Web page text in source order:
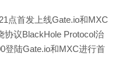
点首发上线Gate.io和MXC
协议BlackHole Protocol治
登陆Gate.io和MXC进行首